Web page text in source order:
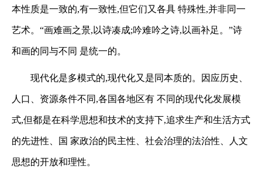
本性质是一致的,有一致性,但它们又各具 特殊性,并非同一
艺术。“画难画之景,以诗凑成;吟难吟之诗,以画补足。”诗
和画的同与不同 是统一的。
现代化是多模式的,现代化又是同本质的。因应历史、
人口、资源条件不同,各国各地区有 不同的现代化发展模
式,但都是在科学思想和技术的支持下,追求生产和生活方式
的先进性、国 家政治的民主性、社会治理的法治性、人文
思想的开放和理性。